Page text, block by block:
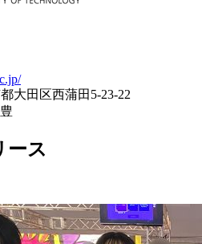
大田区西蒲田5-23-22
ース